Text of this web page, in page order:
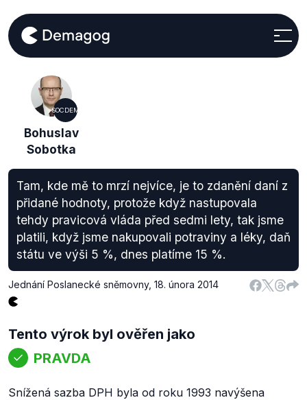
SOCDEM
Bohuslav
Sobotka
Tam, kde mě to mrzí nejvíce, je to zdanění daní z
přidané hodnoty, protože když nastupovala
tehdy pravicová vláda před sedmi lety, tak jsme
platili, když jsme nakupovali potraviny a léky, daň
státu ve výši 5 %, dnes platíme 15 %.
Jednání Poslanecké sněmovny, 18. února 2014
Tento výrok byl ověřen jako
PRAVDA
Snížená sazba DPH byla od roku 1993 navýšena